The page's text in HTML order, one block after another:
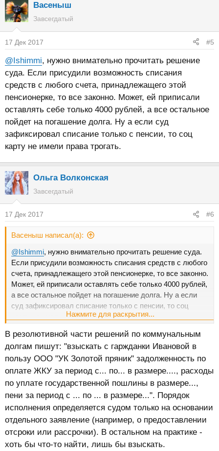
Васеныш
Завсегдатый
17 Дек 2017 #5
@Ishimmi, нужно внимательно прочитать решение
суда. Если присудили возможность списания
средств с любого счета, принадлежащего этой
пенсионерке, то все законно. Может, ей приписали
оставлять себе только 4000 рублей, а все остальное
пойдет на погашение долга. Ну а если суд
зафиксировал списание только с пенсии, то соц
карту не имели права трогать.
Ольга Волконская
Завсегдатый
17 Дек 2017 #6
Васеныш написал(а):
@Ishimmi, нужно внимательно прочитать решение суда.
Если присудили возможность списания средств с любого
счета, принадлежащего этой пенсионерке, то все законно.
Может, ей приписали оставлять себе только 4000 рублей,
а все остальное пойдет на погашение долга. Ну а если
суд зафиксировал списание только с пенсии, то соц
карту не имели права трогать.Нажмите для раскрытия...
В резолютивной части решений по коммунальным
долгам пишут: "взыскать с гаржданки Ивановой в
пользу ООО "УК Золотой пряник" задолженность по
оплате ЖКУ за период с... по... в размере...., расходы
по уплате государственной пошлины в размере...,
пени за период с ... по ... в размере...". Порядок
исполнения определяется судом только на основании
отдельного заявление (например, о предоставлении
отсроки или рассрочки). В остальном на практике -
хоть бы что-то найти, лишь бы взыскать.